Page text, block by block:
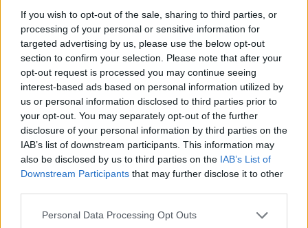
If you wish to opt-out of the sale, sharing to third parties, or
processing of your personal or sensitive information for
targeted advertising by us, please use the below opt-out
section to confirm your selection. Please note that after your
opt-out request is processed you may continue seeing
interest-based ads based on personal information utilized by
us or personal information disclosed to third parties prior to
your opt-out. You may separately opt-out of the further
disclosure of your personal information by third parties on the
IAB’s list of downstream participants. This information may
also be disclosed by us to third parties on the IAB’s List of
Downstream Participants that may further disclose it to other
Personal Data Processing Opt Outs
occuperà delle aree riguardanti: finanza,
affari legali e societari e business
development mentre non risultano più le
responsabilità nel campo di "amministrazione
pianificazione, controllo e fiscale". Si tratta
delle prime opere di restauro dell'azienda
Fininvest che, dopo la morte di Silvio
Berlusconi, è entrata ufficialmente nel nuovo
corso.